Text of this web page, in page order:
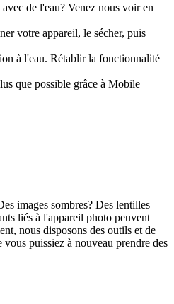
de l'eau? Venez nous voir en
votre appareil, le sécher, puis
à l'eau. Rétablir la fonctionnalité
que possible grâce à Mobile
images sombres? Des lentilles
liés à l'appareil photo peuvent
nous disposons des outils et de
vous puissiez à nouveau prendre des